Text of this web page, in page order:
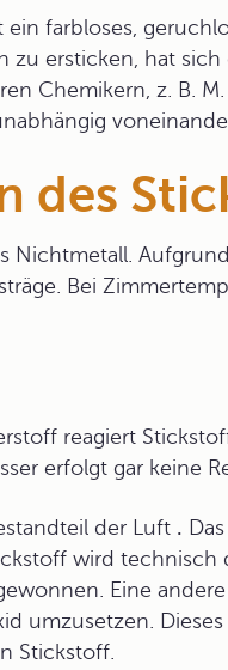
ein farbloses,
zu ersticken, hat
Chemikern, z. B. M.
des
Nichtmetall.
Bei
reagiert
erfolgt gar keine
der Luft .
wird
Eine
umzusetzen.
Stickstoff.